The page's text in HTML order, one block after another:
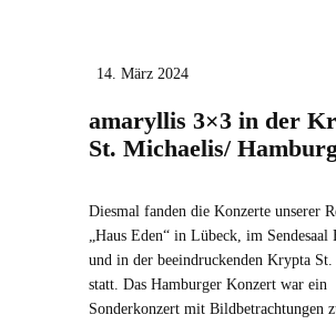
14. März 2024
amaryllis 3×3 in der
St. Michaelis/
Diesmal fanden die Konzerte unserer
„Haus Eden“ in Lübeck, im Sendesaal
und in der beeindruckenden Krypta
statt. Das Hamburger Konzert war ein
Sonderkonzert mit Bildbetrachtungen